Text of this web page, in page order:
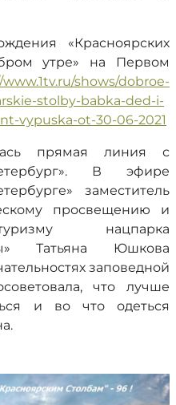
«Красноярских
утре» на Первом
shows/dobroe-
stolby-babka-ded-i-
vypuska-ot-30-06-2021
прямая линия с
В эфире
заместитель
просвещению и
нацпарка
Татьяна Юшкова
заповедной
что лучше
и во что одеться